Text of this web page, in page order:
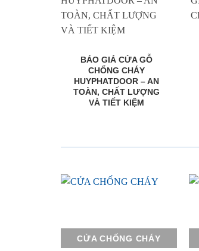
BÁO GIÁ CỬA GỖ
CHỐNG CHÁY
HUYPHATDOOR – AN
TOÀN, CHẤT LƯỢNG
VÀ TIẾT KIỆM
CỬA CHỐNG CHÁY